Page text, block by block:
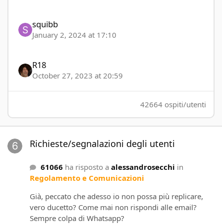
squibb
January 2, 2024 at 17:10
R18
October 27, 2023 at 20:59
42664 ospiti/utenti
Richieste/segnalazioni degli utenti
61066 ha risposto aalessandrosecchi in
Regolamento e Comunicazioni
Già, peccato che adesso io non possa più replicare,
vero ducetto? Come mai non rispondi alle email?
Sempre colpa di Whatsapp?